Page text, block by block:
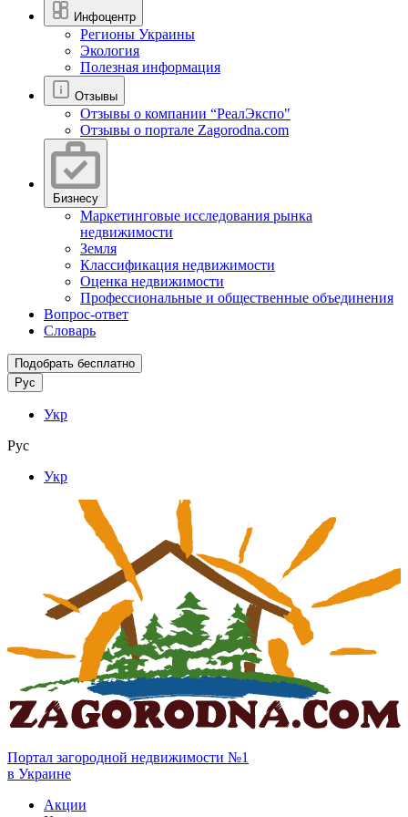
Инфоцентр
Регионы Украины
Экология
Полезная информация
Отзывы
Отзывы о компании “РеалЭкспо"
Отзывы о портале Zagorodna.com
Бизнесу
Маркетинговые исследования рынка
недвижимости
Земля
Классификация недвижимости
Оценка недвижимости
Профессиональные и общественные объединения
Вопрос-ответ
Словарь
Подобрать бесплатно
Рус
Укр
Рус
Укр
Портал загородной недвижимости №1
в Украине
Акции